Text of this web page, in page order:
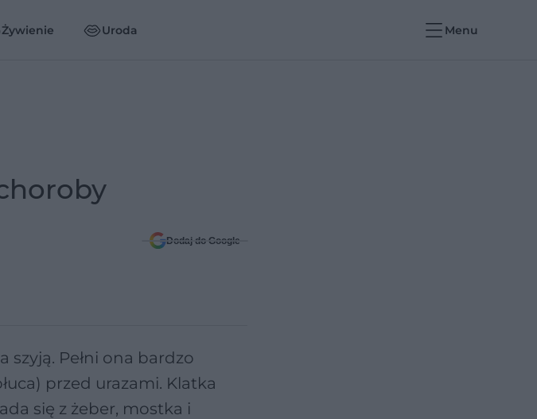
Żywienie Uroda Menu
Dodaj do Google
szyją. Pełni ona bardzo
przed urazami. Klatka
się z żeber, mostka i